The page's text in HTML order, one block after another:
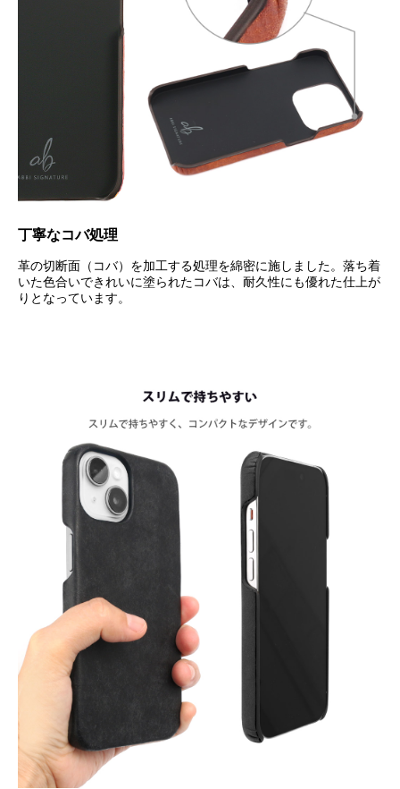
丁寧なコバ処理
革の切断面（コバ）を加工する処理を綿密に施しました。落ち着
いた色合いできれいに塗られたコバは、耐久性にも優れた仕上が
りとなっています。